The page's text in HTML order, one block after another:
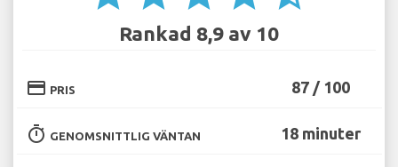
Rankad 8,9 av 10
credit_card PRIS 87 / 100
timer GENOMSNITTLIG VÄNTAN 18 minuter